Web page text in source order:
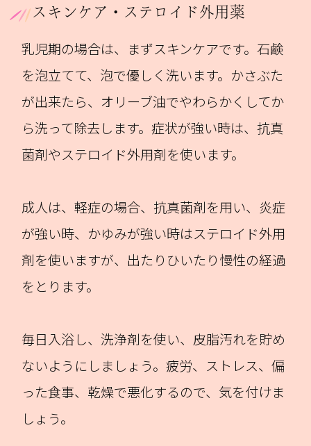
スキンケア・ステロイド外用薬
乳児期の場合は、まずスキンケアです。石鹸
を泡立てて、泡で優しく洗います。かさぶた
が出来たら、オリーブ油でやわらかくしてか
ら洗って除去します。症状が強い時は、抗真
菌剤やステロイド外用剤を使います。
成人は、軽症の場合、抗真菌剤を用い、炎症
が強い時、かゆみが強い時はステロイド外用
剤を使いますが、出たりひいたり慢性の経過
をとります。
毎日入浴し、洗浄剤を使い、皮脂汚れを貯め
ないようにしましょう。疲労、ストレス、偏
った食事、乾燥で悪化するので、気を付けま
しょう。